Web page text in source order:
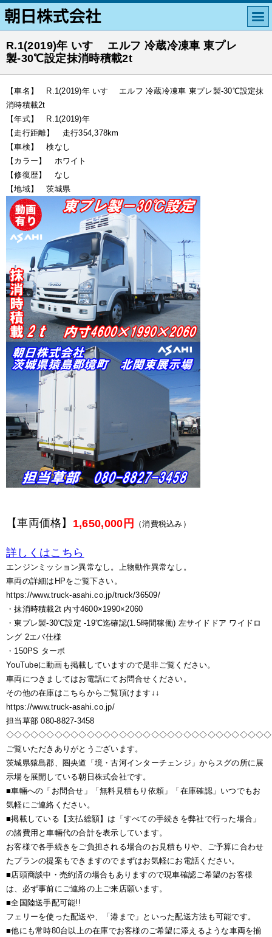
R.1(2019)年 いすゞ エルフ 冷蔵冷凍車 東プレ
製-30℃設定抹消時積載2t
【車名】 R.1(2019)年 いすゞ エルフ 冷蔵冷凍車 東プレ製-30℃設定抹
消時積載2t
【年式】 R.1(2019)年
【走行距離】 走行354,378km
【車検】 検なし
【カラー】 ホワイト
【修復歴】 なし
【地域】 茨城県
【車両価格】 1,650,000円 （消費税込み）
詳しくはこちら
エンジンミッション異常なし。上物動作異常なし。
車両の詳細はHPをご覧下さい。
https://www.truck-asahi.co.jp/truck/36509/
・抹消時積載2t 内寸4600×1990×2060
・東プレ製-30℃設定 -19℃迄確認(1.5時間稼働) 左サイドドア ワイドロ
ング 2エバ仕様
・150PS ターボ
YouTubeに動画も掲載していますので是非ご覧ください。
車両につきましてはお電話にてお問合せください。
その他の在庫はこちらからご覧頂けます↓↓
https://www.truck-asahi.co.jp/
担当草部 080-8827-3458
ご覧いただきありがとうございます。
茨城県猿島郡、圏央道「境・古河インターチェンジ」からスグの所に展
示場を展開している朝日株式会社です。
■車輛への「お問合せ」「無料見積もり依頼」「在庫確認」いつでもお
気軽にご連絡ください。
■掲載している【支払総額】は「すべての手続きを弊社で行った場合」
の諸費用と車輛代の合計を表示しています。
お客様で各手続きをご負担される場合のお見積もりや、ご予算に合わせ
たプランの提案もできますのでまずはお気軽にお電話ください。
■店頭商談中・売約済の場合もありますので現車確認ご希望のお客様
は、必ず事前にご連絡の上ご来店願います。
■全国陸送手配可能!!
フェリーを使った配送や、「港まで」といった配送方法も可能です。
■他にも常時80台以上の在庫でお客様のご希望に添えるような車両を揃